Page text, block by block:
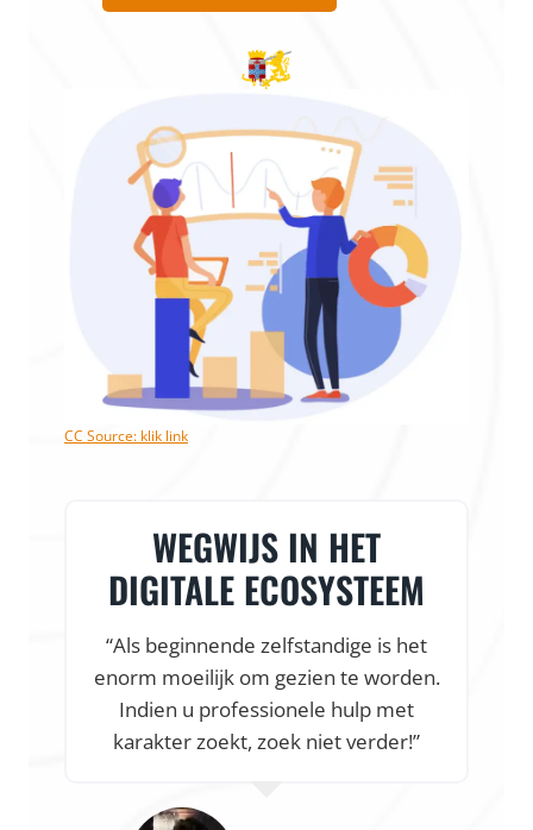
CC Source: klik link
WEGWIJS IN HET
DIGITALE ECOSYSTEEM
“Als beginnende zelfstandige is het
enorm moeilijk om gezien te worden.
Indien u professionele hulp met
karakter zoekt, zoek niet verder!”